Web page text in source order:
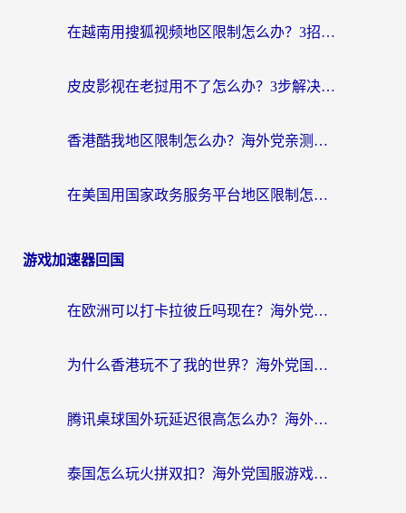
在越南用搜狐视频地区限制怎么办？3招解决海外看国内剧难题（附西瓜视频CCTV观看技巧）
皮皮影视在老挝用不了怎么办？3步解决海外看国内影视&财经的痛点
香港酷我地区限制怎么办？海外党亲测有效的回国加速方案来了
在美国用国家政务服务平台地区限制怎么办？海外华人必备的突破攻略（附追剧看片技巧）
游戏加速器回国
在欧洲可以打卡拉彼丘吗现在？海外党国服游戏加速器终极避坑指南
为什么香港玩不了我的世界？海外党国服游戏加速终极解决方案
腾讯桌球国外玩延迟很高怎么办？海外党亲测有效的国服游戏加速指南
泰国怎么玩火拼双扣？海外党国服游戏加速终极指南（附暗区突围植物大战僵尸实测）